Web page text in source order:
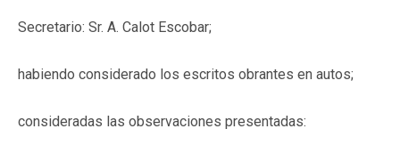
Secretario: Sr. A. Calot Escobar;
habiendo considerado los escritos obrantes en autos;
consideradas las observaciones presentadas: